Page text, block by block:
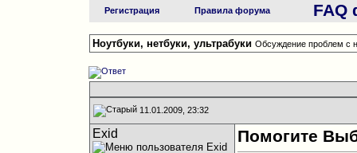
Регистрация Правила форума FAQ
Ноутбуки, нетбуки, ультрабуки Обсуждение проблем с
11.01.2009, 23:32
Exid Помогите